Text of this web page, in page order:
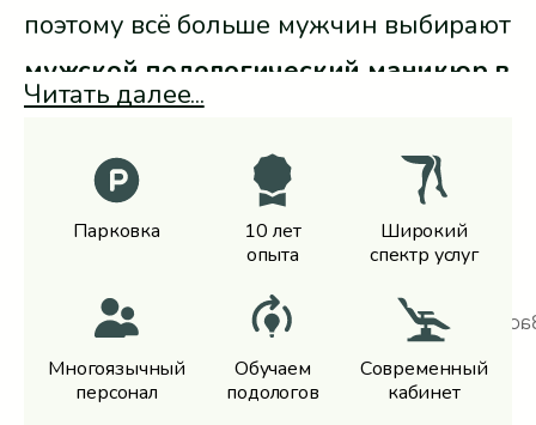
поэтому всё больше мужчин выбирают
мужской подологический маникюр в
Варшаве— специализированную
процедуру, проводимую подологом.
Что это за процедура, кому она
подходит и почему стоит обратиться
именно к PodoHealth?
Какую процедуру выбрать при
Читать далее...
Парковка
10 лет
опытa
Широкий
спектр услуг
Многоязычный
персонал
Обучаем
подологов
Современный
кабинет